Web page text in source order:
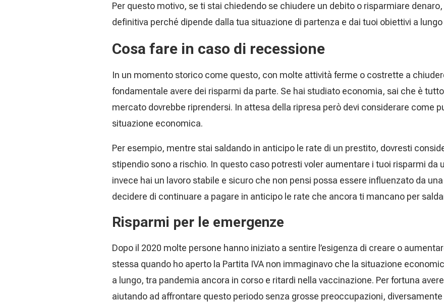
Per questo motivo, se ti stai chiedendo se chiudere un debito o risparmiare
definitiva perché dipende dalla tua situazione di partenza e dai tuoi obiettivi a
Cosa fare in caso di recessione
In un momento storico come questo, con molte attività ferme o costrette a
fondamentale avere dei risparmi da parte. Se hai studiato economia, sai che è
mercato dovrebbe riprendersi. In attesa della ripresa però devi considerare come
situazione economica.
Per esempio, mentre stai saldando in anticipo le rate di un prestito, dovresti
stipendio sono a rischio. In questo caso potresti voler aumentare i tuoi risparmi da
invece hai un lavoro stabile e sicuro che non pensi possa essere influenzato da
decidere di continuare a pagare in anticipo le rate che ancora ti mancano per
Risparmi per le emergenze
Dopo il 2020 molte persone hanno iniziato a sentire l’esigenza di creare o
stessa quando ho aperto la Partita IVA non immaginavo che la situazione
a lungo, tra pandemia ancora in corso e ritardi nella vaccinazione. Per fortuna
aiutando ad affrontare questo periodo senza grosse preoccupazioni,